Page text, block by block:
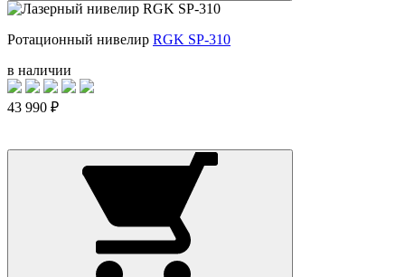
Ротационный нивелир RGK SP-310
в наличии
43 990 ₽